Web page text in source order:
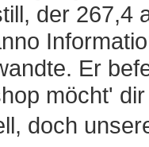
der 267,4
Er
möcht'
doch